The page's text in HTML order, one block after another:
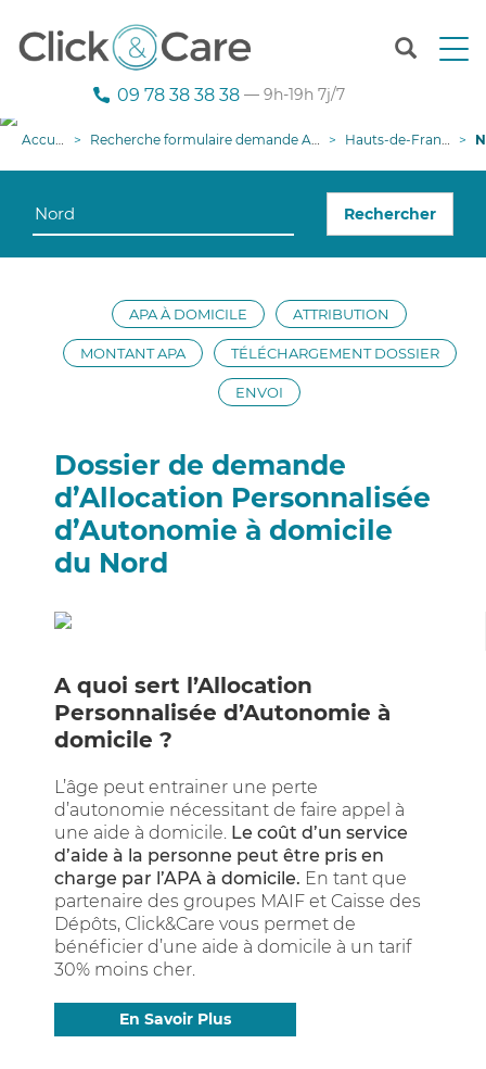
T
n
a
i
g
o
09 78 38 38 38 — 9h-19h 7j/7
Accueil Recherche formulaire demande APA Hauts-de-France
Rechercher
APA À DOMICILE ATTRIBUTION
MONTANT APA TÉLÉCHARGEMENT DOSSIER
ENVOI
Dossier de demande
d’Allocation Personnalisée
d’Autonomie à domicile
du Nord
A quoi sert l’Allocation
Personnalisée d’Autonomie à
domicile ?
L’âge peut entrainer une perte
d’autonomie nécessitant de faire appel à
une aide à domicile. Le coût d’un service
d’aide à la personne peut être pris en
charge par l’APA à domicile. En tant que
partenaire des groupes MAIF et Caisse des
Dépôts, Click&Care vous permet de
bénéficier d’une aide à domicile à un tarif
30% moins cher.
En Savoir Plus